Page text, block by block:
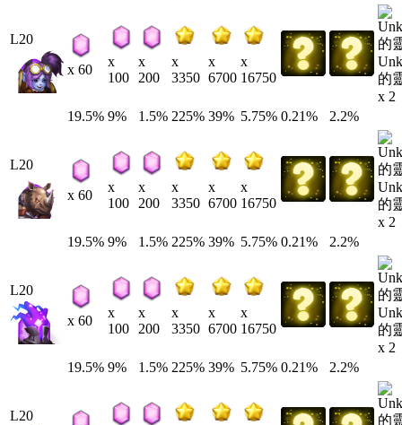
L20
x 60
x
100
x
200
x
3350
x
6700
x
16750
的
x 2
19.5% 9% 1.5% 225% 39% 5.75% 0.21% 2.2%
L20
x 60
x
100
x
200
x
3350
x
6700
x
16750
的
x 2
19.5% 9% 1.5% 225% 39% 5.75% 0.21% 2.2%
L20
x 60
x
100
x
200
x
3350
x
6700
x
16750
的
x 2
19.5% 9% 1.5% 225% 39% 5.75% 0.21% 2.2%
L20